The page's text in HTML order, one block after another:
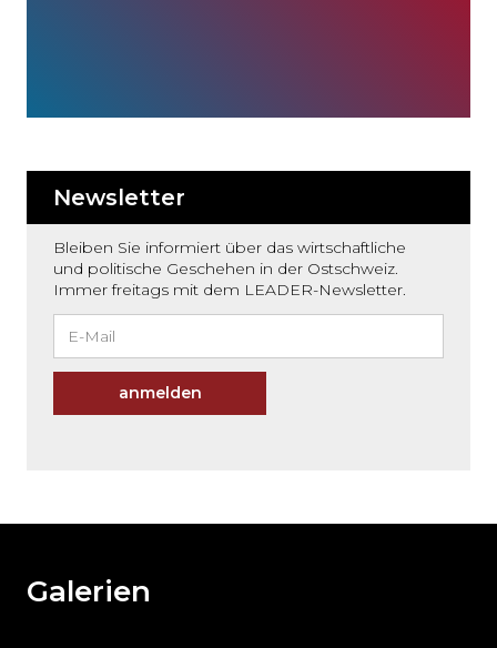
Newsletter
Bleiben Sie informiert über das wirtschaftliche
und politische Geschehen in der Ostschweiz.
Immer freitags mit dem LEADER-Newsletter.
anmelden
weiteren
Galerien